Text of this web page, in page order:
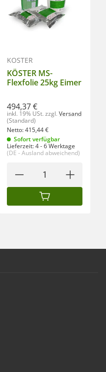
KÖSTER
KÖSTER MS-
Flexfolie 25kg Eimer
494,37 €
inkl. 19% USt. zzgl. Versand
(Standard)
Netto:415,44€
Sofort verfügbar
Lieferzeit:4 - 6 Werktage
(DE - Ausland abweichend)
IN DEN WARENKORB